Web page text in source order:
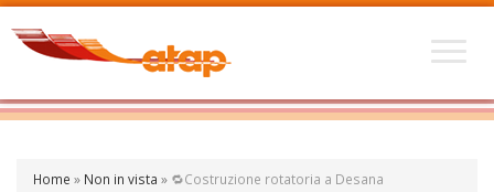
Home » Non in vista » 🔁Costruzione rotatoria a Desana